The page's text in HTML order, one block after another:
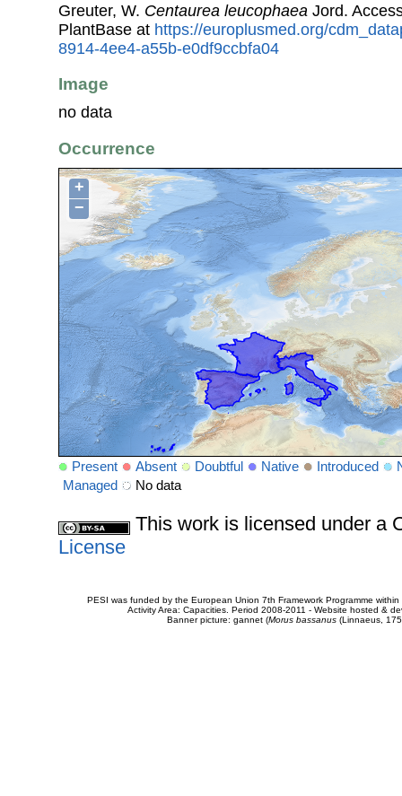
Greuter, W. Centaurea leucophaea Jord.
PlantBase at https://europlusmed.org/
8914-4ee4-a55b-e0df9ccbfa04
Image
no data
Occurrence
+
−
Present Absent Doubtful Native Introduced
Managed
No data
This work is licensed under a
License
PESI was funded by the European Union 7th Framework Programme
Activity Area: Capacities. Period 2008-2011 - Website hosted &
Banner picture: gannet (Morus bassanus(Linnaeus,